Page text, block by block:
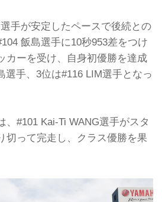
手が安定したペースで後続との
飯島選手に10秒953差をつけ
カーを受け、自身初優勝を達成
選手、3位は#116 LIM選手となっ
、#101 Kai-Ti WANG選手がスタ
切って完走し、クラス優勝を果